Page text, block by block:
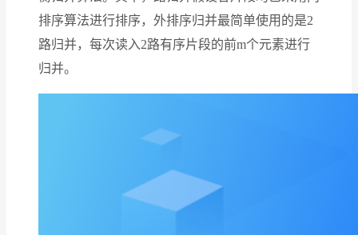
排序算法进行排序，外排序归并最简单使用的是2
路归并，每次读入2路有序片段的前m个元素进行
归并。